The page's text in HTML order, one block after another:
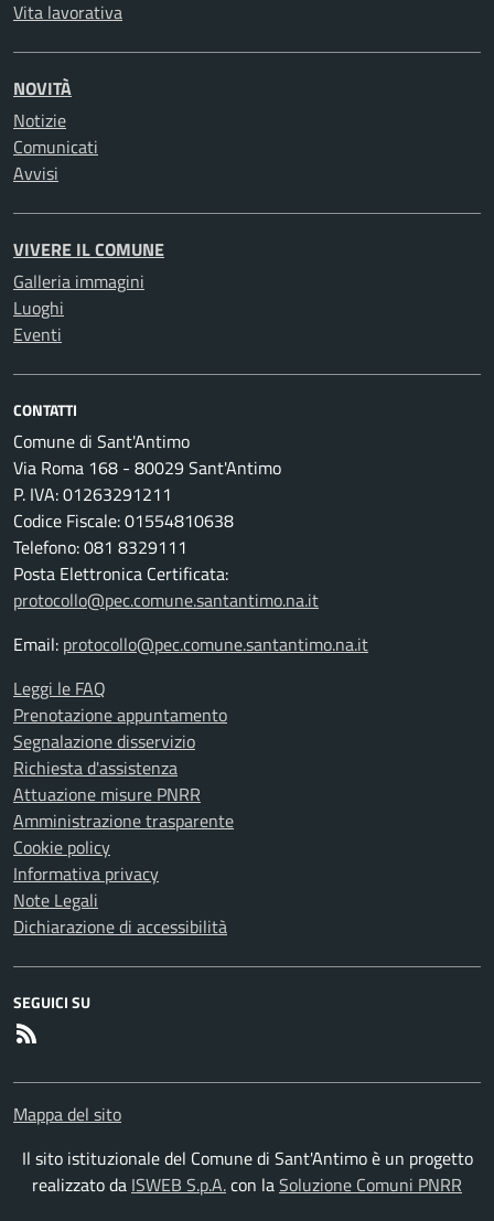
Vita lavorativa
NOVITÀ
Notizie
Comunicati
Avvisi
VIVERE IL COMUNE
Galleria immagini
Luoghi
Eventi
CONTATTI
Comune di Sant'Antimo
Via Roma 168 - 80029 Sant'Antimo
P. IVA: 01263291211
Codice Fiscale: 01554810638
Telefono: 081 8329111
Posta Elettronica Certificata:
protocollo@pec.comune.santantimo.na.it
Email: protocollo@pec.comune.santantimo.na.it
Leggi le FAQ
Prenotazione appuntamento
Segnalazione disservizio
Richiesta d'assistenza
Attuazione misure PNRR
Amministrazione trasparente
Cookie policy
Informativa privacy
Note Legali
Dichiarazione di accessibilità
SEGUICI SU
Mappa del sito
Il sito istituzionale del Comune di Sant'Antimo è un progetto
realizzato da ISWEB S.p.A.con laSoluzione Comuni PNRR